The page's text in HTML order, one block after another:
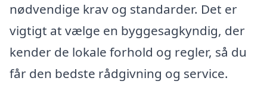
nødvendige krav og standarder. Det er
vigtigt at vælge en byggesagkyndig, der
kender de lokale forhold og regler, så du
får den bedste rådgivning og service.